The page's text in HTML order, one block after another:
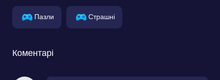
Пазли Страшні
Коментарі